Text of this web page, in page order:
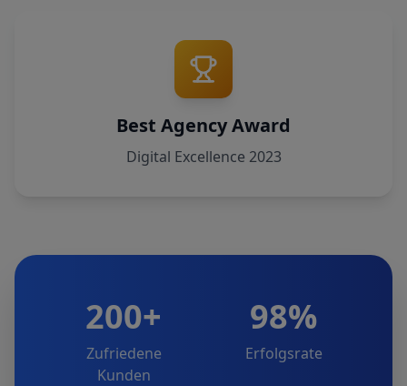
Best Agency Award
Digital Excellence 2023
200+
Zufriedene
Kunden
98%
Erfolgsrate